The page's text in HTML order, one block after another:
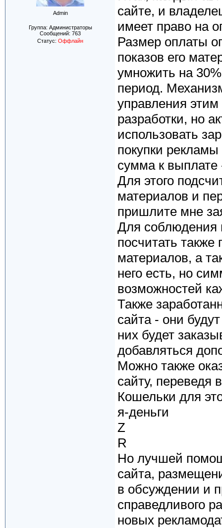
Admin
Группа: Администраторы
Сообщений: 763
Статус: Оффлайн
сайте, и
имеет право на
Размер оплаты
показов его
умножить на
период.
управления этим
разработки, но
использовать
покупки
сумма к выплате
Для этого
материалов и
пришлите мне
Для соблюдения
посчитать также
материалов, а
него есть, но
возможностей
Также
сайта - они
них будет
добавляться
Можно также
сайту, переведя
Кошельки для
я-деньги
Z
R
Но лучшей
сайта,
в обсуждении и
справедливого
новых